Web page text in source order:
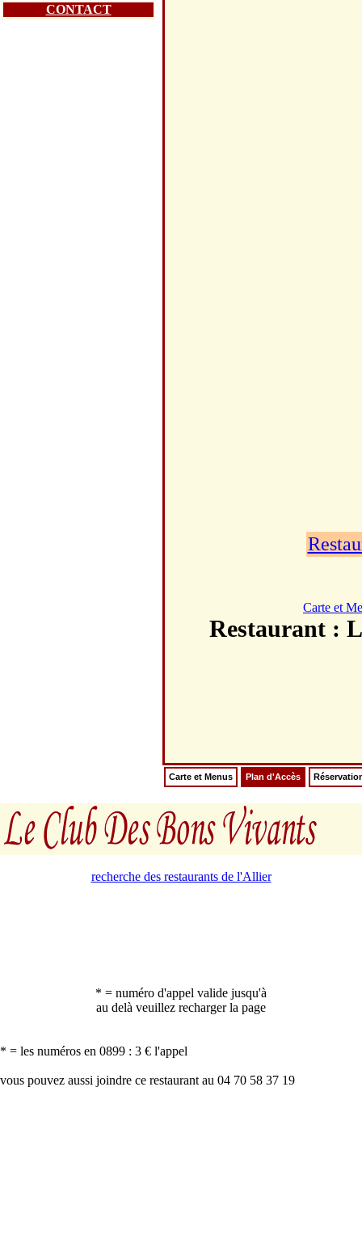
CONTACT
Carte et
Restaurant :
Carte et Menus Plan d'Accès
recherche des restaurants de l'Allier
* = numéro d'appel valide jusqu'à
au delà veuillez recharger la page
* = les numéros en 0899 : 3 € l'appel
vous pouvez aussi joindre ce restaurant au 04 70 58 37 19